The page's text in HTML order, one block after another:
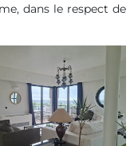
dans le respect de